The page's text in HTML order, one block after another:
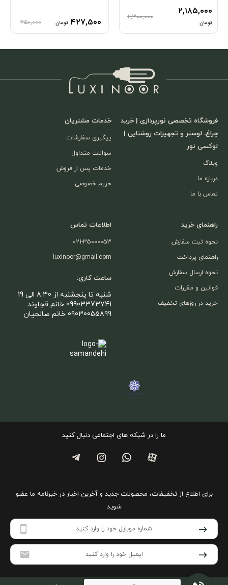
۲,۱۸۵,۰۰۰
تومان
۲,۳۰۰,۰۰۰
۴۲۷,۵۰۰ تومان ۴۵۰,۰۰۰
فروشگاه تخصصی نورپردازی | خرید
چراغ، لوستر و تجهیزات روشنایی |
لوکسی نور
وبلاگ
درباره ما
تماس با ما
خدمات مشتریان
پیگیری سفارشات
سوالات متداول
خدمات پس از فروش
حریم خصوصی
راهنمای خرید
نحوه ثبت سفارش
راهنمای پرداخت
نحوه ارسال سفارش
قوانین و مقررات
خرید در روزهای تخفیف
اطلاعات تماس
021-35000053
luxinoor@gmail.com
ساعت کاری:
شنبه تا پنجشنبه از 8:30 الی 19
09903373741 خانم قجاوند
09030055899 خانم صالحیان
ما را در شبکه های اجتماعی دنبال کنید
برای اطلاع از تخفیفات، محصولات جدید و آخرین اخبار در خبرنامه ما عضو
شوید